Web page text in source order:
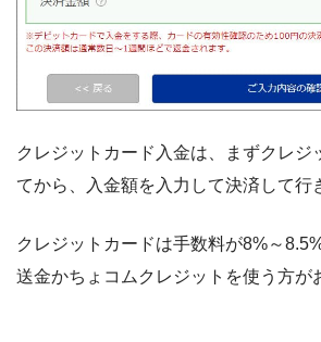
クレジットカード入金は、まずクレジ
てから、入金額を入力して決済して行
クレジットカードは手数料が8%～
送金かちょコムクレジットを使う方が